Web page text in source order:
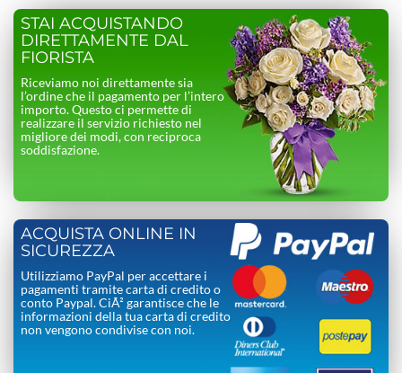
STAI ACQUISTANDO
DIRETTAMENTE DAL
FIORISTA
Riceviamo noi direttamente sia
l’ordine che il pagamento per l’intero
importo. Questo ci permette di
realizzare il servizio richiesto nel
migliore dei modi, con reciproca
soddisfazione.
ACQUISTA ONLINE IN
SICUREZZA
Utilizziamo PayPal per accettare i
pagamenti tramite carta di credito o
conto Paypal. CiÃ² garantisce che le
informazioni della tua carta di credito
non vengono condivise con noi.